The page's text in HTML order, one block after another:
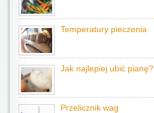
Temperatury pieczenia
Jak najlepiej ubić pianę?
Przelicznik wag